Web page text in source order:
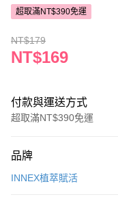
超取滿NT$390免運
NT$179
NT$169
付款與運送方式
超取滿NT$390免運
POYA支付
品牌
INNEX植萃賦活